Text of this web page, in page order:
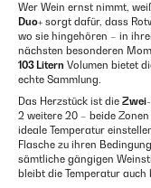
Wer Wein ernst nimmt,
Duo+ sorgt dafür, dass
wo sie hingehören – in
nächsten besonderen
103 Litern Volumen bietet
echte Sammlung.
Das Herzstück ist die
2 weitere 20 – beide
ideale Temperatur
Flasche zu ihren
sämtliche gängigen
bleibt die Temperatur